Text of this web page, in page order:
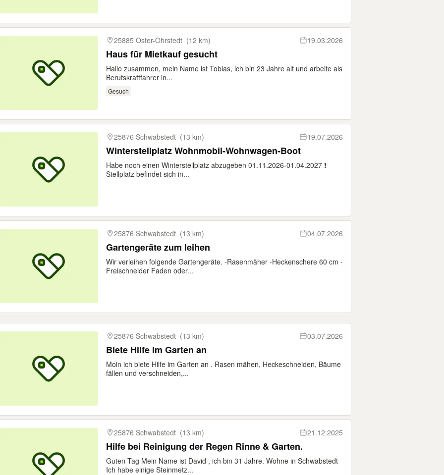
25885 Oster-Ohrstedt (12 km) 19.03.2026
Haus für Mietkauf gesucht
Hallo zusammen, mein Name ist Tobias, ich bin 23 Jahre alt und arbeite als
Berufskraftfahrer in...
Gesuch
25876 Schwabstedt (13 km) 19.07.2026
Winterstellplatz Wohnmobil-Wohnwagen-Boot
Habe noch einen Winterstellplatz abzugeben 01.11.2026-01.04.2027 ❗️
Stellplatz befindet sich in...
25876 Schwabstedt (13 km) 04.07.2026
Gartengeräte zum leihen
Wir verleihen folgende Gartengeräte. -Rasenmäher -Heckenschere 60 cm -
Freischneider Faden oder...
25876 Schwabstedt (13 km) 03.07.2026
Biete Hilfe im Garten an
Moin ich biete Hilfe im Garten an . Rasen mähen, Heckeschneiden, Bäume
fällen und verschneiden,...
25876 Schwabstedt (13 km) 21.12.2025
Hilfe bei Reinigung der Regen Rinne & Garten.
Guten Tag Mein Name ist David , ich bin 31 Jahre. Wohne in Schwabstedt
Ich habe einige Steinmetz...